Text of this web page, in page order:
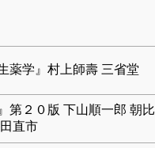
薬学』村上師壽 三省堂
第２０版 下山順一郎 朝比
直市